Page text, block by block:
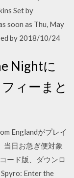
Set by
soon as Thu, May
by 2018/10/24
Nightに
ィーまと
Englandがプレイ
当日お急ぎ便対象
ード版、ダウンロ
Enter the